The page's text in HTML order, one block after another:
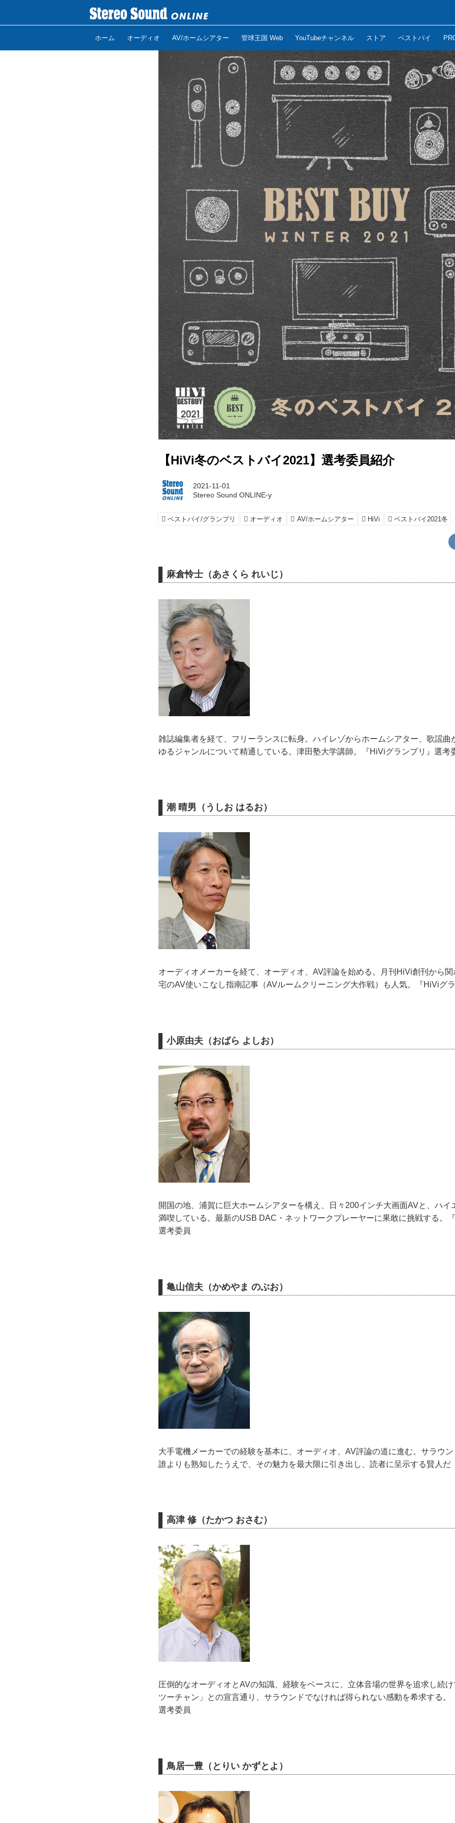
ホーム オーディオ AV/ホームシアター 管球王国 Web YouTubeチャンネル ストア ベストバイ
【HiVi冬のベストバイ2021】選考委員紹介
2021-11-01
Stereo Sound ONLINE-y
ベストバイ/グランプリ オーディオ AV/ホームシアター HiVi ベストバイ2021冬
麻倉怜士（あさくら れいじ）
雑誌編集者を経て、フリーランスに転身。ハイレゾからホームシアター、歌謡曲
ゆるジャンルについて精通している。津田塾大学講師。『HiViグランプリ』選考
潮 晴男（うしお はるお）
オーディオメーカーを経て、オーディオ、AV評論を始める。月刊HiVi創刊から
宅のAV使いこなし指南記事（AVルームクリーニング大作戦）も人気。『HiViグ
小原由夫（おばら よしお）
開国の地、浦賀に巨大ホームシアターを構え、日々200インチ大画面AVと、ハイ
満喫している。最新のUSB DAC・ネットワークプレーヤーに果敢に挑戦する。
選考委員
亀山信夫（かめやま のぶお）
大手電機メーカーでの経験を基本に、オーディオ、AV評論の道に進む。サラウ
誰よりも熟知したうえで、その魅力を最大限に引き出し、読者に呈示する賢人だ
高津 修（たかつ おさむ）
圧倒的なオーディオとAVの知識、経験をベースに、立体音場の世界を追求し続
ツーチャン」との宣言通り、サラウンドでなければ得られない感動を希求する。
選考委員
鳥居一豊（とりい かずとよ）